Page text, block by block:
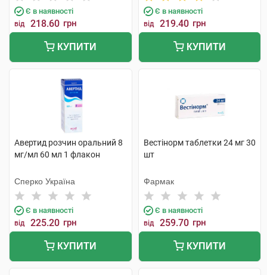
Є в наявності
від 218.60 грн
КУПИТИ
Є в наявності
від 219.40 грн
КУПИТИ
Авертид розчин оральний 8
мг/мл 60 мл 1 флакон
Сперко Україна
Є в наявності
від 225.20 грн
КУПИТИ
Вестінорм таблетки 24 мг 30
шт
Фармак
Є в наявності
від 259.70 грн
КУПИТИ